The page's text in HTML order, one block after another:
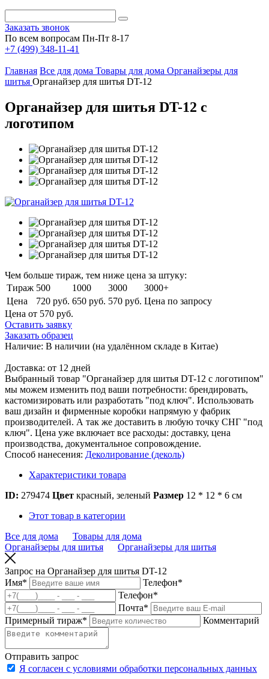
Заказать звонок
По всем вопросам Пн-Пт 8-17
+7 (499) 348-11-41
Главная Все для дома Товары для дома Органайзеры для
шитья Органайзер для шитья DT-12
Органайзер для шитья DT-12 с
логотипом
Чем больше тираж, тем ниже цена за штуку:
Тираж 500 1000 3000
3000+
Цена
720 руб. 650 руб. 570 руб. Цена по запросу
Цена от 570 руб.
Оставить заявку
Заказать образец
Наличие: В наличии (на удалённом складе в Китае)
Доставка: от 12 дней
Выбранный товар "Органайзер для шитья DT-12 с логотипом"
мы можем изменить под ваши потребности: брендировать,
кастомизировать или разработать "под ключ". Использовать
ваш дизайн и фирменные коробки напрямую у фабрик
производителей. А так же доставить в любую точку СНГ "под
ключ". Цена уже включает все расходы: доставку, цена
производства, документальное сопровождение.
Способ нанесения: Деколирование (деколь)
Характеристики товара
ID: 279474 Цвет красный, зеленый Размер 12 * 12 * 6 см
Этот товар в категории
Все для дома
Товары для дома
Органайзеры для шитья
Органайзеры для шитья
Запрос на Органайзер для шитья DT-12
Имя* Телефон*
Телефон*
Почта*
Примерный тираж* Комментарий
Отправить запрос
Я согласен с условиями обработки персональных данных